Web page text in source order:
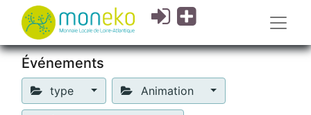
Événements
type Animation